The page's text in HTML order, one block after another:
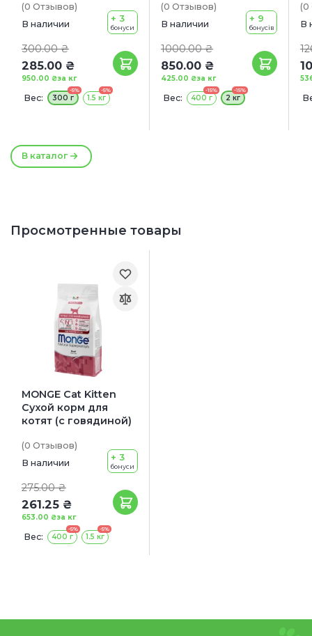
В каталог
(0 Отзывов)
В наличии
300.00 ₴
285.00 ₴
за кг
950.00 ₴
+ 3
бонуси
Вес:
-5%
300 г
-5%
1.5 кг
(0 Отзывов)
В наличии
1000.00 ₴
850.00 ₴
за кг
425.00 ₴
+ 9
бонусів
Вес:
-15%
400 г
-15%
2 кг
(0
В
Просмотренные товары
MONGE Cat Kitten
Сухой корм для
котят (с говядиной)
(0 Отзывов)
В наличии
275.00 ₴
261.25 ₴
за кг
653.00 ₴
+ 3
бонуси
Вес:
-5%
400 г
-5%
1.5 кг